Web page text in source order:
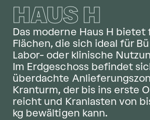
HAUS H
Das moderne Haus H bietet
Flächen, die sich ideal für
Labor- oder klinische
Im Erdgeschoss befindet
überdachte
Kranturm, der bis ins erste
reicht und Kranlasten von
kg bewältigen kann.